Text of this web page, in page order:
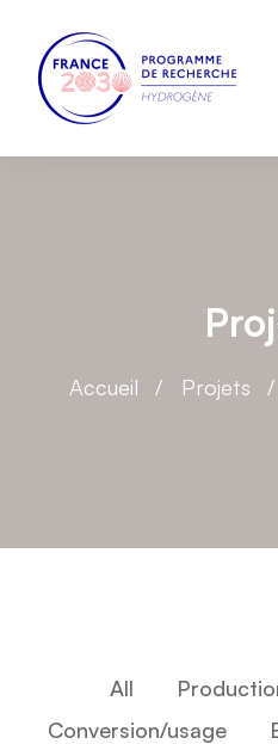
Accueil Projets
All
Conversion/usage